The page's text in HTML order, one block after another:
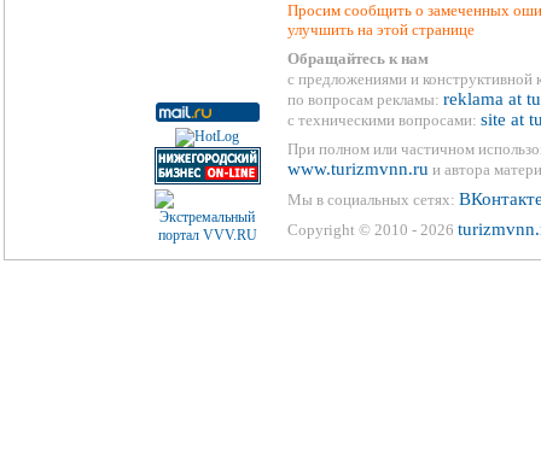
Просим сообщить о замеченных
улучшить на этой странице
Обращайтесь к нам
с предложениями и конструктивной
по вопросам рекламы: reklama at
с техническими вопросами: site at
При полном или частичном
www.turizmvnn.ru и автора
Мы в социальных сетях:
Copyright © 2010 - 2026